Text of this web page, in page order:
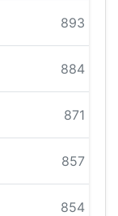
893 pts
884 pts
871 pts
857 pts
854 pts